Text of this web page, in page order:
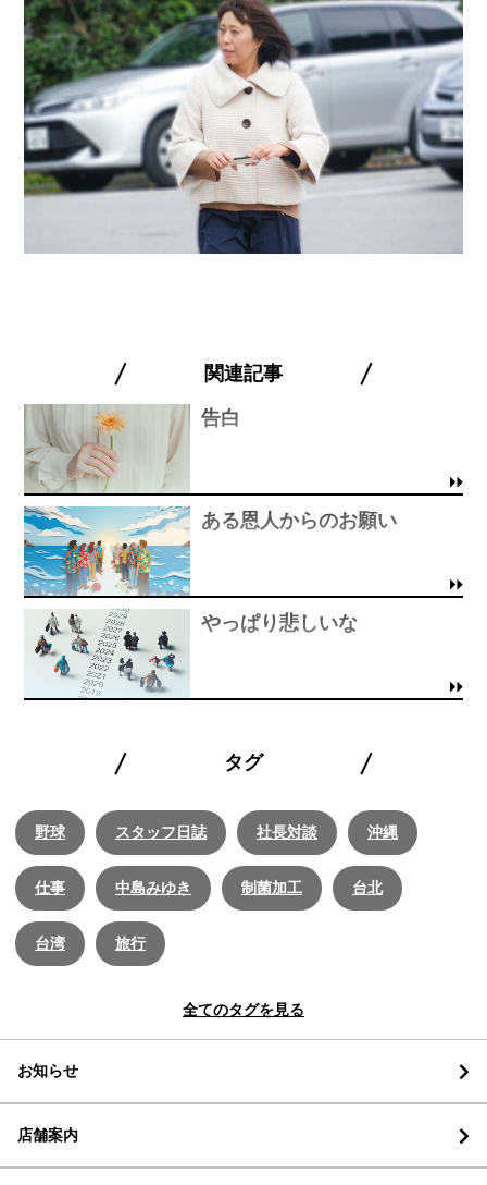
関連記事
告白
ある恩人からのお願い
やっぱり悲しいな
タグ
野球 スタッフ日誌 社長対談 沖縄
仕事 中島みゆき 制菌加工 台北
台湾 旅行
全てのタグを見る
お知らせ
店舗案内